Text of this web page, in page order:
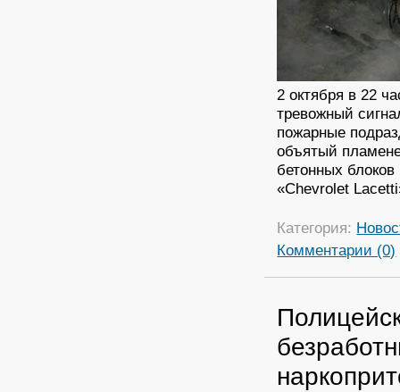
2 октября в 22
тревожный
пожарные
объятый
бетонных
«Chevrolet
Категория:
Комментарии (0)